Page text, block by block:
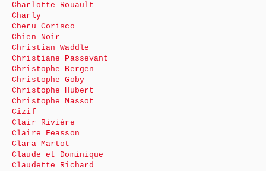
Charlotte Rouault
Charly
Cheru Corisco
Chien Noir
Christian Waddle
Christiane Passevant
Christophe Bergen
Christophe Goby
Christophe Hubert
Christophe Massot
Cizif
Clair Rivière
Claire Feasson
Clara Martot
Claude et Dominique
Claudette Richard